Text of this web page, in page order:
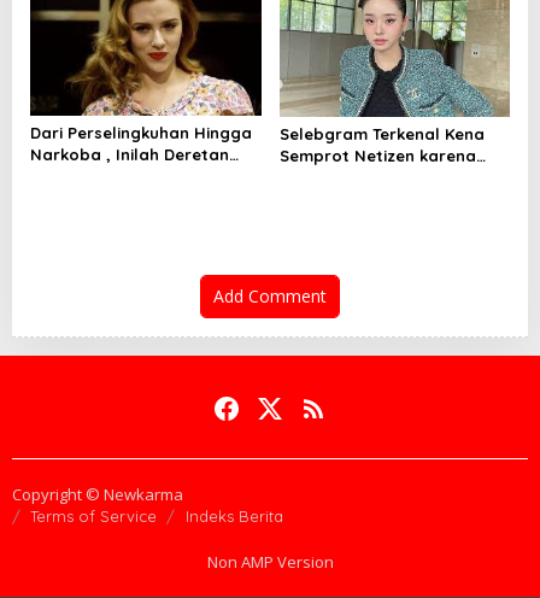
Dari Perselingkuhan Hingga
Narkoba , Inilah Deretan
Selebgram Terkenal Kena
Semprot Netizen karena
Add Comment
Copyright © Newkarma
Terms of Service Indeks Berita
Non AMP Version